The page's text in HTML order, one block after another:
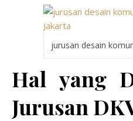
jurusan desain
Hal yang
Jurusan